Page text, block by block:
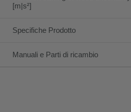
[m|s²]
Specifiche Prodotto
Manuali e Parti di ricambio